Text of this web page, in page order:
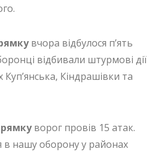
вчора відбулося п’ять
відбивали штурмові дії
Кіндрашівки та
ворог провів 15 атак.
в нашу оборону у районах